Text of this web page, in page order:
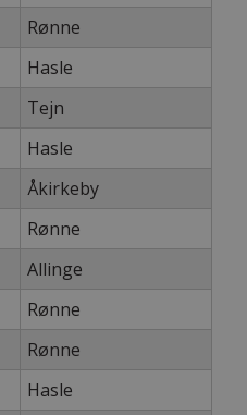
Rønne
Hasle
Tejn
Hasle
Åkirkeby
Rønne
Allinge
Rønne
Rønne
Hasle